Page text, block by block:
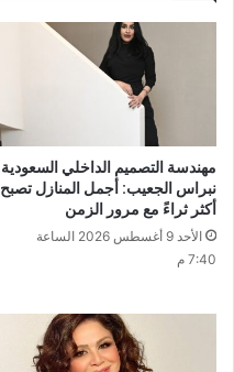
مهندسة التصميم الداخلي السعودية
نبراس الجعيب: أجمل المنازل تصبح
أكثر ثراءً مع مرور الزمن
الأحد 9 أغسطس 2026 الساعة
7:40 م